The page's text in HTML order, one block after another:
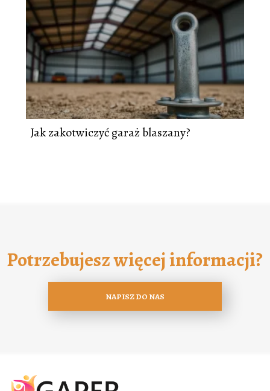
Jak zakotwiczyć garaż blaszany?
Potrzebujesz więcej informacji?
NAPISZ DO NAS